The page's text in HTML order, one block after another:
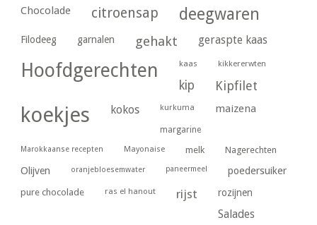
Chocolade citroensap deegwaren
Filodeeg garnalen gehakt geraspte kaas
Hoofdgerechten kaas kikkererwten
kip Kipfilet
koekjes kokos kurkuma maizena
margarine
Marokkaanse recepten Mayonaise melk Nagerechten
Olijven oranjebloesemwater paneermeel poedersuiker
pure chocolade ras el hanout rijst rozijnen
Salades